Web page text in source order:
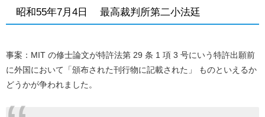
昭和55年7月4日 最高裁判所第二小法廷
事案： MIT の修士論文が特許法第 29 条 1 項 3 号にいう特許出願前
に外国において「頒布された刊行物に記載された」 ものといえるか
どうかが争われました。